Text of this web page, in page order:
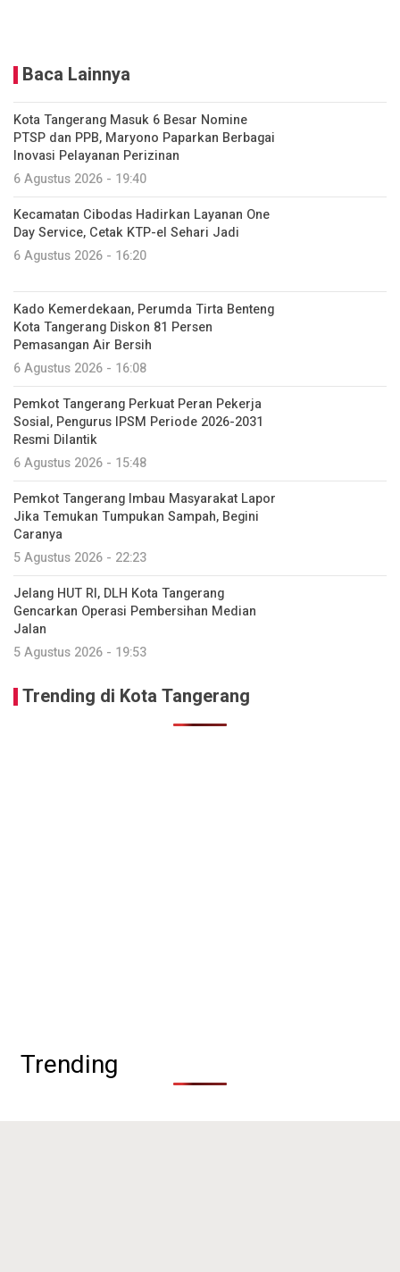
Baca Lainnya
Kota Tangerang Masuk 6 Besar Nomine
PTSP dan PPB, Maryono Paparkan Berbagai
Inovasi Pelayanan Perizinan
6 Agustus 2026 - 19:40
Kecamatan Cibodas Hadirkan Layanan One
Day Service, Cetak KTP-el Sehari Jadi
6 Agustus 2026 - 16:20
Kado Kemerdekaan, Perumda Tirta Benteng
Kota Tangerang Diskon 81 Persen
Pemasangan Air Bersih
6 Agustus 2026 - 16:08
Pemkot Tangerang Perkuat Peran Pekerja
Sosial, Pengurus IPSM Periode 2026-2031
Resmi Dilantik
6 Agustus 2026 - 15:48
Pemkot Tangerang Imbau Masyarakat Lapor
Jika Temukan Tumpukan Sampah, Begini
Caranya
5 Agustus 2026 - 22:23
Jelang HUT RI, DLH Kota Tangerang
Gencarkan Operasi Pembersihan Median
Jalan
5 Agustus 2026 - 19:53
Trending di Kota Tangerang
Trending